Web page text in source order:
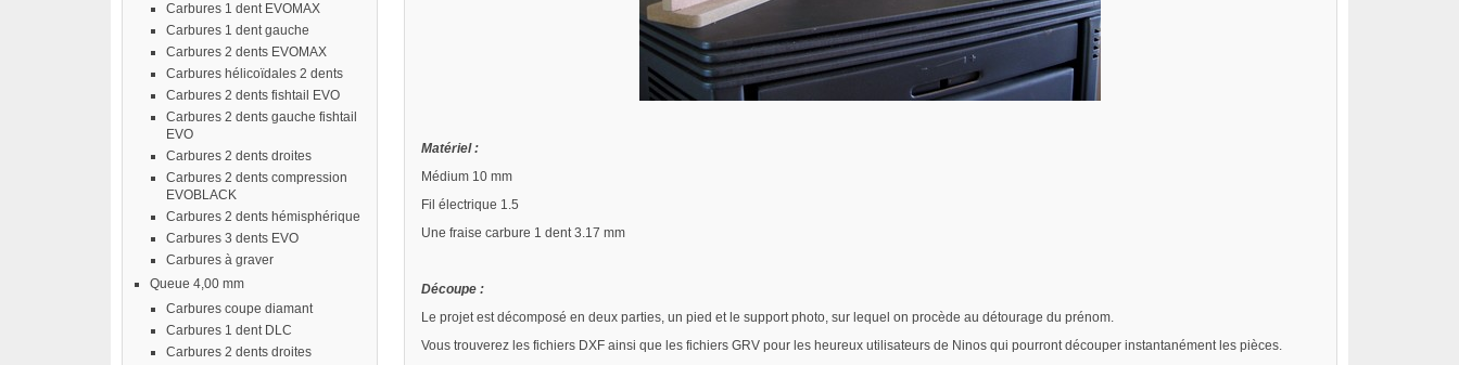
Carbures 1 dent EVOMAX
Carbures 1 dent gauche
Carbures 2 dents EVOMAX
Carbures hélicoïdales 2 dents
Carbures 2 dents fishtail EVO
Carbures 2 dents gauche fishtail
EVO
Carbures 2 dents droites
Carbures 2 dents compression
EVOBLACK
Carbures 2 dents hémisphérique
Carbures 3 dents EVO
Carbures à graver
Queue 4,00 mm
Carbures coupe diamant
Carbures 1 dent DLC
Carbures 2 dents droites
Matériel :
Médium 10 mm
Fil électrique 1.5
Une fraise carbure 1 dent 3.17 mm
Découpe :
Le projet est décomposé en deux parties, un pied et le support photo, sur lequel on procède au détourage du prénom.
Vous trouverez les fichiers DXF ainsi que les fichiers GRV pour les heureux utilisateurs de Ninos qui pourront découper instantanément les pièces.